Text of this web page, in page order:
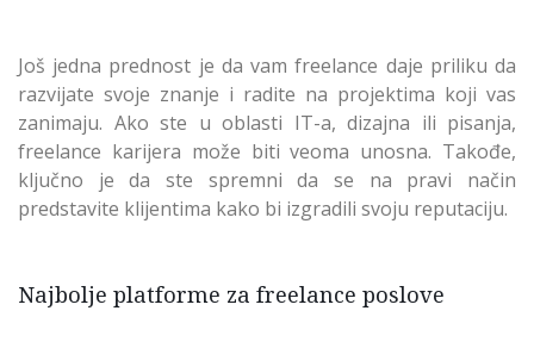
Još jedna prednost je da vam freelance daje priliku da
razvijate svoje znanje i radite na projektima koji vas
zanimaju. Ako ste u oblasti IT-a, dizajna ili pisanja,
freelance karijera može biti veoma unosna. Takođe,
ključno je da ste spremni da se na pravi način
predstavite klijentima kako bi izgradili svoju reputaciju.
Najbolje platforme za freelance poslove